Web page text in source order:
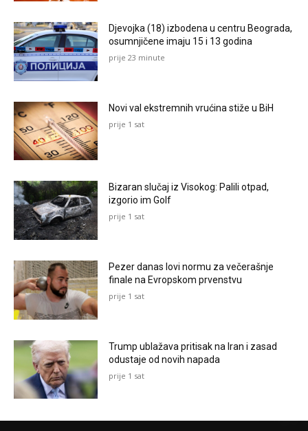
Djevojka (18) izbodena u centru Beograda,
osumnjičene imaju 15 i 13 godina
prije 23 minute
Novi val ekstremnih vrućina stiže u BiH
prije 1 sat
Bizaran slučaj iz Visokog: Palili otpad,
izgorio im Golf
prije 1 sat
Pezer danas lovi normu za večerašnje
finale na Evropskom prvenstvu
prije 1 sat
Trump ublažava pritisak na Iran i zasad
odustaje od novih napada
prije 1 sat